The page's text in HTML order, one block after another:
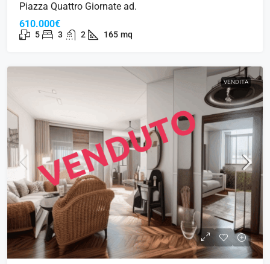
Piazza Quattro Giornate ad.
610.000€
5 3 2 165 mq
VENDITA